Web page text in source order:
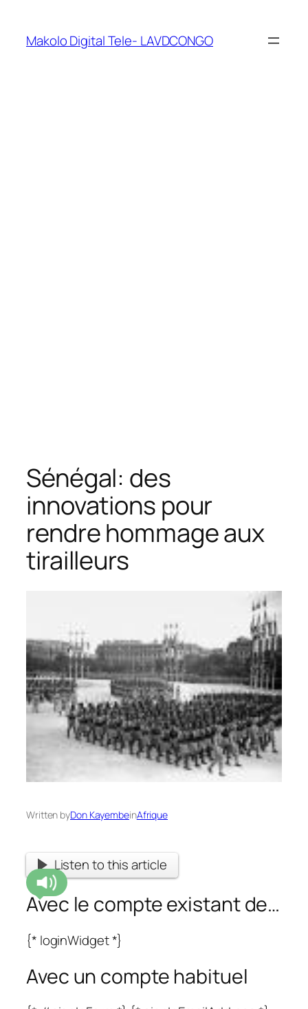
Makolo Digital Tele- LAVDCONGO
Sénégal: des
innovations pour
rendre hommage aux
tirailleurs
Written byDon KayembeinAfrique
Listen to this article
Avec le compte existant de…
{* loginWidget *}
Avec un compte habituel